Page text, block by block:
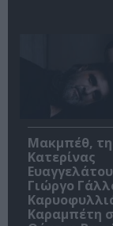
Μακμπέθ,
Κατερίνας
Γιώργο
Καραμπέτη